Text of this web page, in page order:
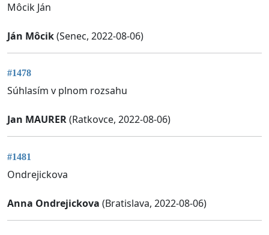
Môcik Ján
Ján Môcik(Senec, 2022-08-06)
#1478
Súhlasím v plnom rozsahu
Jan MAURER(Ratkovce, 2022-08-06)
#1481
Ondrejickova
Anna Ondrejickova (Bratislava, 2022-08-06)